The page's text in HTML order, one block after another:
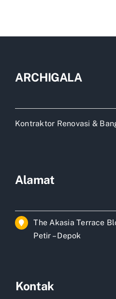
ARCHIGALA
Kontraktor Renovasi &
Alamat
The Akasia Terrace
Petir – Depok
Kontak